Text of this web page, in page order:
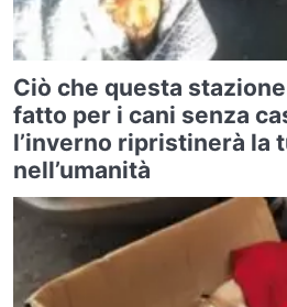
Ciò che questa
fatto per i cani senza
l’inverno ripristinerà la
nell’umanità